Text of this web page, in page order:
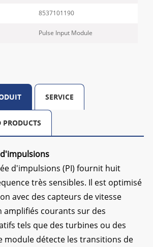
8537101190
Pulse Input Module
SERVICE
PRODUCTS
d'impulsions (PI) fournit huit
très sensibles. Il est optimisé
avec des capteurs de vitesse
amplifiés courants sur des
tels que des turbines ou des
module détecte les transitions de